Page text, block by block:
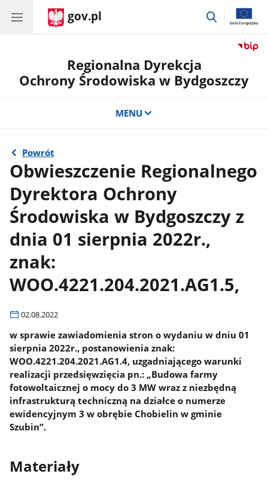
gov.pl
przejdź
Regionalna Dyrekcja
Ochrony Środowiska w Bydgoszczy
MENU
Powrót
Obwieszczenie Regionalnego
Dyrektora Ochrony
Środowiska w Bydgoszczy z
dnia 01 sierpnia 2022r.,
znak:
WOO.4221.204.2021.AG1.5,
02.08.2022
w sprawie zawiadomienia stron o wydaniu w dniu 01
sierpnia 2022r., postanowienia znak:
WOO.4221.204.2021.AG1.4, uzgadniającego warunki
realizacji przedsięwzięcia pn.: „Budowa farmy
fotowoltaicznej o mocy do 3 MW wraz z niezbędną
infrastrukturą techniczną na działce o numerze
ewidencyjnym 3 w obrębie Chobielin w gminie
Szubin”.
Materiały